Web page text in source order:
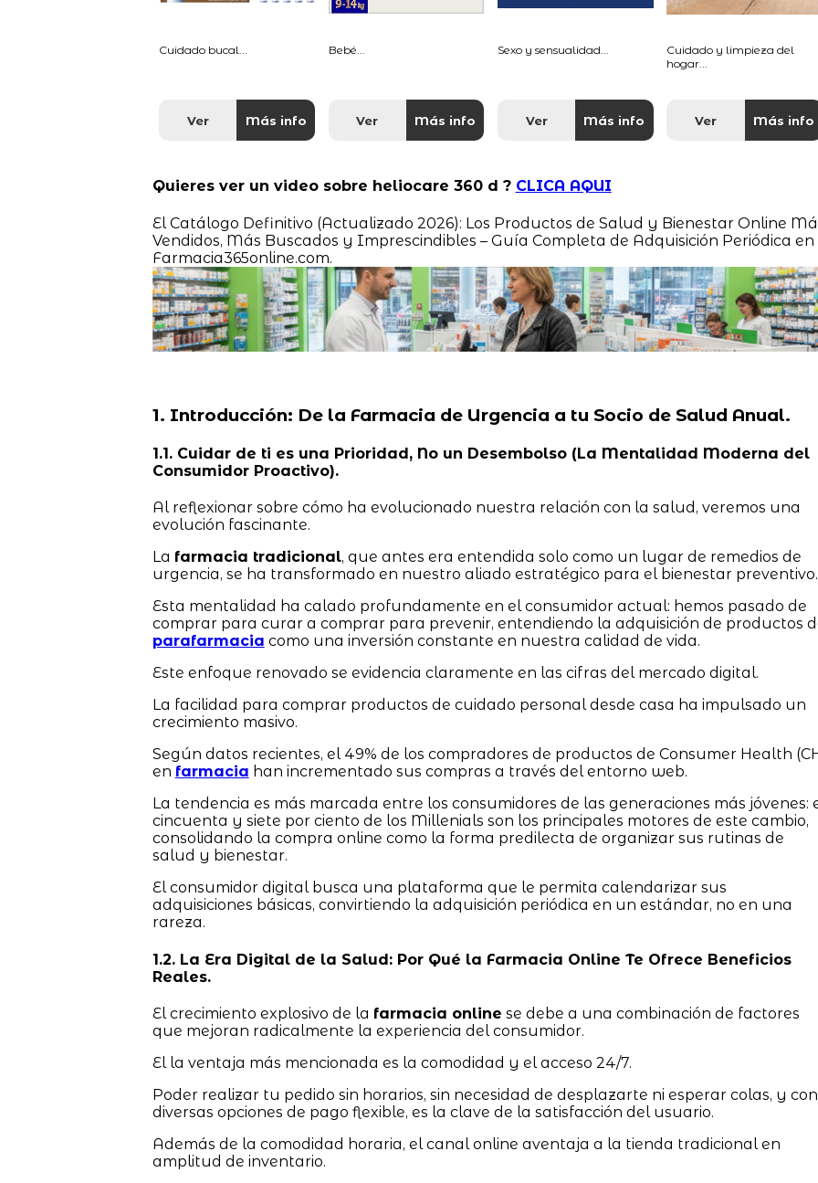
Cuidado bucal...
Ver Más info
Bebé...
Ver Más info
Sexo y sensualidad...
Ver Más info
Cuidado y limpieza del
hogar...
Ver Más info
Quieres ver un video sobre heliocare 360 d ? CLICA AQUI
El Catálogo Definitivo (Actualizado 2026): Los Productos de Salud y Bienestar Online
Vendidos, Más Buscados y Imprescindibles – Guía Completa de Adquisición Periódica en
Farmacia365online.com.
1. Introducción: De la Farmacia de Urgencia a tu Socio de Salud Anual.
1.1. Cuidar de ti es una Prioridad, No un Desembolso (La Mentalidad Moderna del
Consumidor Proactivo).
Al reflexionar sobre cómo ha evolucionado nuestra relación con la salud, veremos una
evolución fascinante.
La farmacia tradicional, que antes era entendida solo como un lugar de remedios de
urgencia, se ha transformado en nuestro aliado estratégico para el bienestar preventivo.
Esta mentalidad ha calado profundamente en el consumidor actual: hemos pasado de
comprar para curar a comprar para prevenir, entendiendo la adquisición de productos
parafarmacia como una inversión constante en nuestra calidad de vida.
Este enfoque renovado se evidencia claramente en las cifras del mercado digital.
La facilidad para comprar productos de cuidado personal desde casa ha impulsado un
crecimiento masivo.
Según datos recientes, el 49% de los compradores de productos de Consumer Health
en farmacia han incrementado sus compras a través del entorno web.
La tendencia es más marcada entre los consumidores de las generaciones más jóvenes:
cincuenta y siete por ciento de los Millenials son los principales motores de este cambio,
consolidando la compra online como la forma predilecta de organizar sus rutinas de
salud y bienestar.
El consumidor digital busca una plataforma que le permita calendarizar sus
adquisiciones básicas, convirtiendo la adquisición periódica en un estándar, no en una
rareza.
1.2. La Era Digital de la Salud: Por Qué la Farmacia Online Te Ofrece Beneficios
Reales.
El crecimiento explosivo de la farmacia online se debe a una combinación de factores
que mejoran radicalmente la experiencia del consumidor.
El la ventaja más mencionada es la comodidad y el acceso 24/7.
Poder realizar tu pedido sin horarios, sin necesidad de desplazarte ni esperar colas, y con
diversas opciones de pago flexible, es la clave de la satisfacción del usuario.
Además de la comodidad horaria, el canal online aventaja a la tienda tradicional en
amplitud de inventario.